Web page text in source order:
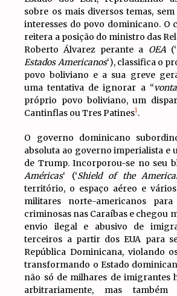
sobre os mais diversos temas,
interesses do povo dominicano. O
reitera a posição do ministro das
Roberto Álvarez perante a OEA (‘
Estados Americanos‘), classifica o
povo boliviano e a sua greve
uma tentativa de ignorar a “
próprio povo boliviano, um
Cantinflas ou Tres Patines1.
O governo dominicano
absoluta ao governo imperialista e
de Trump. Incorporou-se no seu
Américas‘ (‘Shield of the
território, o espaço aéreo e
militares norte-americanos
criminosas nas Caraíbas e chegou
envio ilegal e abusivo de
terceiros a partir dos EUA para
República Dominicana, violando
transformando o Estado
não só de milhares de imigrantes
arbitrariamente, mas